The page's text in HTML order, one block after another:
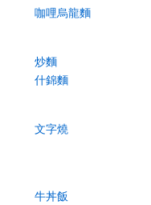
咖哩烏龍麵
炒麵
什錦麵
文字燒
牛丼飯